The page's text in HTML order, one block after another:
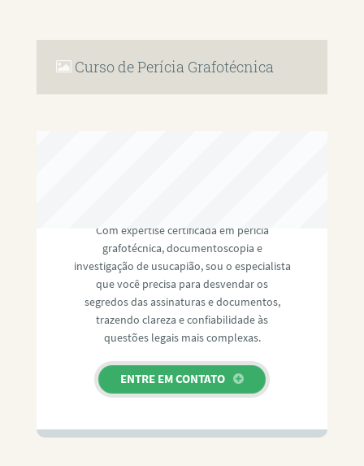
Curso de Perícia Grafotécnica
Com expertise certificada em perícia
grafotécnica, documentoscopia e
investigação de usucapião, sou o especialista
que você precisa para desvendar os
segredos das assinaturas e documentos,
trazendo clareza e confiabilidade às
questões legais mais complexas.
ENTRE EM CONTATO